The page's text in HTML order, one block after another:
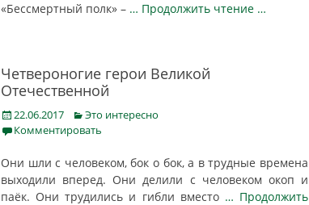
«Бессмертный полк» – … Продолжить чтение …
Четвероногие герои Великой
Отечественной
Posted
on
22.06.2017 Categories
Это интересно
Комментировать
Они шли с человеком, бок о бок, а в трудные времена
выходили вперед. Они делили с человеком окоп и
паёк. Они трудились и гибли вместо … Продолжить